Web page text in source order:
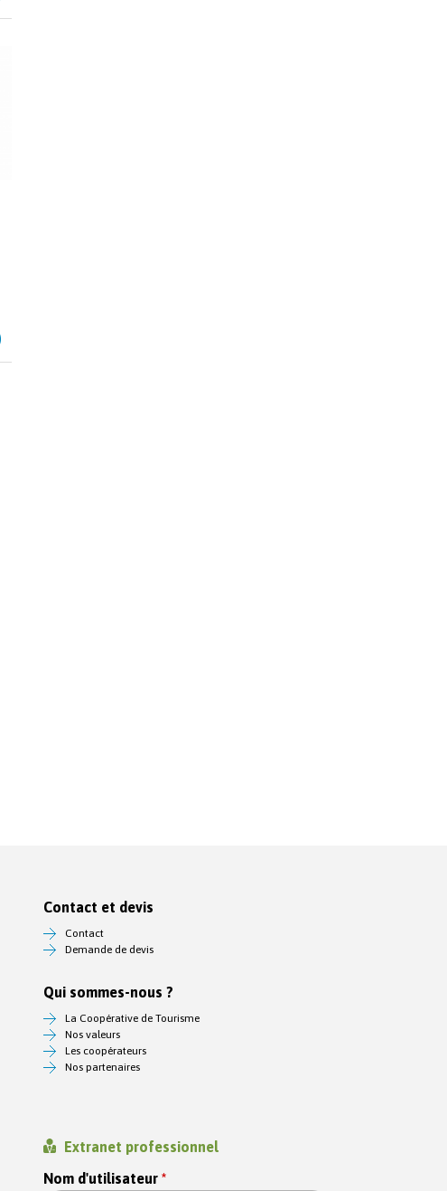
Contact et devis
Contact
Demande de devis
Qui sommes-nous ?
La Coopérative de Tourisme
Nos valeurs
Les coopérateurs
Nos partenaires
Extranet professionnel
Nom d'utilisateur*